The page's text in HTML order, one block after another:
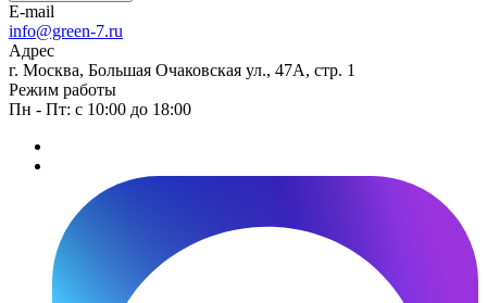
E-mail
info@green-7.ru
Адрес
г. Москва, Большая Очаковская ул., 47А, стр. 1
Режим работы
Пн - Пт: с 10:00 до 18:00